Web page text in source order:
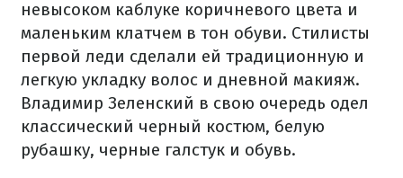
невысоком каблуке коричневого цвета и
маленьким клатчем в тон обуви. Стилисты
первой леди сделали ей традиционную и
легкую укладку волос и дневной макияж.
Владимир Зеленский в свою очередь одел
классический черный костюм, белую
рубашку, черные галстук и обувь.